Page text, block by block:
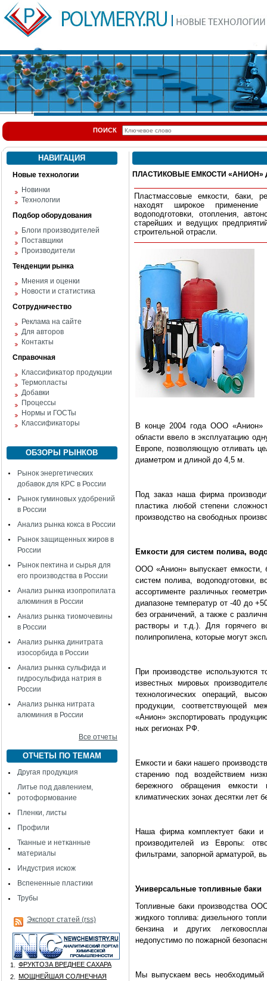
ПОИСК
НАВИГАЦИЯ
Новые технологии
Новинки
Технологии
Подбор оборудования
Блоги производителей
Поставщики
Производители
Тенденции рынка
Мнения и оценки
Новости и статистика
Сотрудничество
Реклама на сайте
Для авторов
Контакты
Справочная
Классификатор продукции
Термопласты
Добавки
Процессы
Нормы и ГОСТы
Классификаторы
ОБЗОРЫ РЫНКОВ
Рынок энергетических
добавок для КРС в России
Рынок гуминовых удобрений
в России
Анализ рынка кокса в России
Рынок защищенных жиров в
России
Рынок пектина и сырья для
его производства в России
Анализ рынка изопропилата
алюминия в России
Анализ рынка тиомочевины
в России
Анализ рынка динитрата
изосорбида в России
Анализ рынка сульфида и
гидросульфида натрия в
России
Анализ рынка нитрата
алюминия в России
Все отчеты
ОТЧЕТЫ ПО ТЕМАМ
Другая продукция
Литье под давлением,
ротоформование
Пленки, листы
Профили
Тканные и нетканные
материалы
Индустрия искож
Вспененные пластики
Трубы
Экспорт статей (rss)
1.
ФРУКТОЗА ВРЕДНЕЕ САХАРА
2.
МОЩНЕЙШАЯ СОЛНЕЧНАЯ
ПЛАСТИКОВЫЕ ЕМКОСТИ «АНИОН»
Пластмассовые емкости, баки,
находят широкое
водоподготовки, отопления,
старейших и ведущих
строительной отрасли.
В конце 2004 года ООО «Анион»
области ввело в эксплуа­тацию
Европе, позволяющую отливать
диаметром и длиной до 4,5 м.
Под заказ наша фирма
пластика любой степени
производство на сво­бодных
Емкости для систем полива,
ООО «Анион» выпускает ем­кости,
сис­тем полива, водоподготовки,
ассортимен­те различных
диапазоне темпе­ратур от -40 до
без ограничений, а также с
растворы и т.д.). Для горячего
полипропи­лена, которые могут
При производстве использу­ются
изве­стных мировых
технологи­ческих операций,
продукции, со­ответствующей
«Анион» экспортировать
ных регионах РФ.
Емкости и баки нашего
старе­нию под воздействием
бережного обраще­ния емкости
климатических зонах десятки лет
Наша фирма комплектует баки и
произво­дителей из Европы:
фильтрами, за­порной арматурой,
Универсальные топливные баки
Топливные баки производства
жидкого топлива: дизельного
бензина и других
недопустимо по пожарной
Мы выпускаем весь